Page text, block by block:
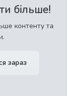
більше!
контенту та
зараз